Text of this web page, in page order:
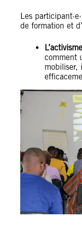
Les
de formation et
comment
mobiliser,